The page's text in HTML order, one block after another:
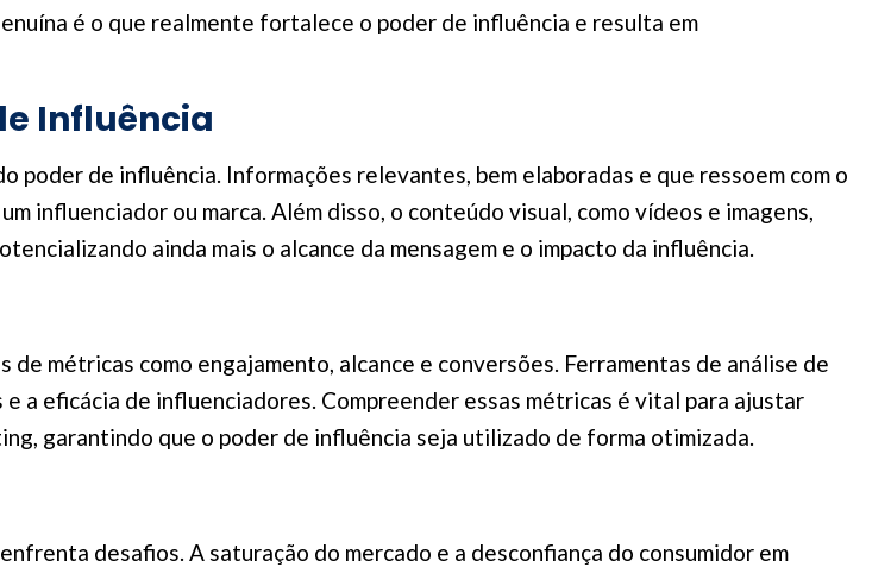
é o que realmente fortalece o poder de influência e resulta em
Influência
poder de influência. Informações relevantes, bem elaboradas e que ressoem com o
influenciador ou marca. Além disso, o conteúdo visual, como vídeos e imagens,
ainda mais o alcance da mensagem e o impacto da influência.
métricas como engajamento, alcance e conversões. Ferramentas de análise de
a eficácia de influenciadores. Compreender essas métricas é vital para ajustar
garantindo que o poder de influência seja utilizado de forma otimizada.
desafios. A saturação do mercado e a desconfiança do consumidor em